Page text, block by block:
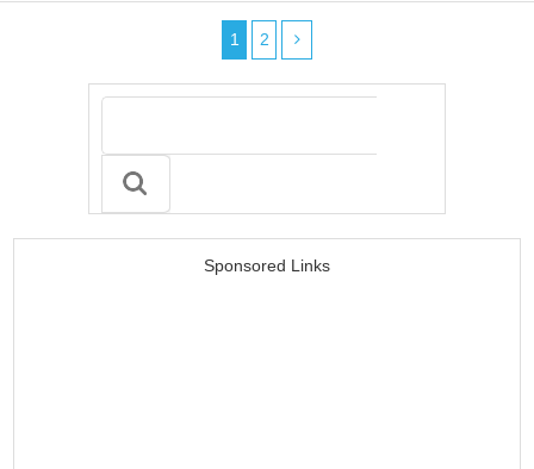
1 2
Sponsored Links